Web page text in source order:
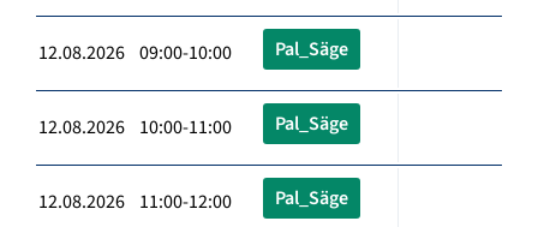
12.08.2026 09:00-10:00 Pal_Säge
12.08.2026 10:00-11:00 Pal_Säge
12.08.2026 11:00-12:00 Pal_Säge